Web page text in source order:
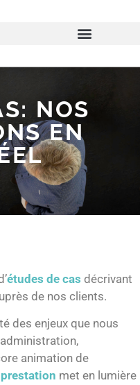
NOS
EN
études de cas décrivant
de nos clients.
des enjeux que nous
animation de
met en lumière